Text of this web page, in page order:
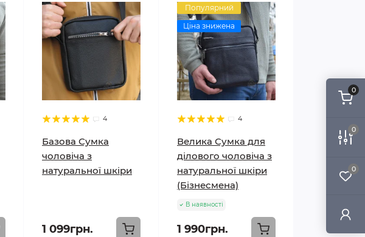
0
0
0
4
Базова Сумка
чоловіча з
натуральної шкіри
1 099грн.
Популярний
Ціна знижена
4
Велика Сумка для
ділового чоловіча з
натуральної шкіри
(Бізнесмена)
В наявності
1 990грн.